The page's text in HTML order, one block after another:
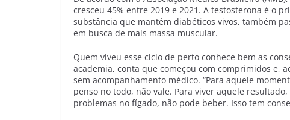
cresceu 45% entre 2019 e 2021. A testosterona é o
substância que mantém diabéticos vivos, também
em busca de mais massa muscular.
Quem viveu esse ciclo de perto conhece bem as
academia, conta que começou com comprimidos e,
sem acompanhamento médico. “Para aquele
penso no todo, não vale. Para viver aquele
problemas no fígado, não pode beber. Isso tem